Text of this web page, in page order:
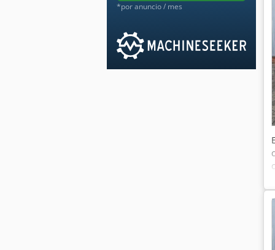
*por anuncio / mes